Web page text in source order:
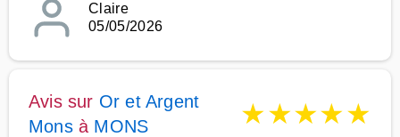
Claire
05/05/2026
Avis sur Or et Argent
Monsà MONS ★★★★★